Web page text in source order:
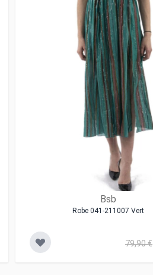
Bsb
Robe 041-211007 Vert
79,90 €